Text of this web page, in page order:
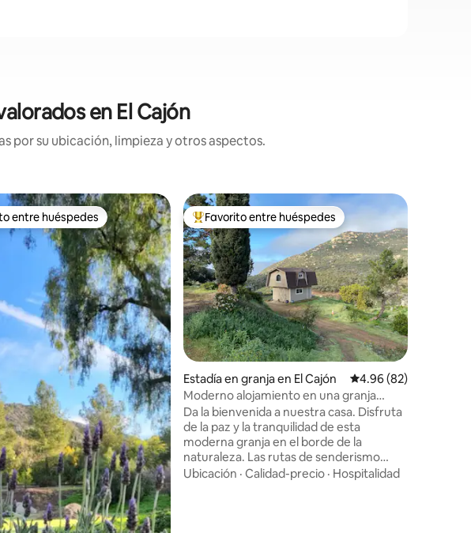
en El Cajón
por su ubicación, limpieza y otros aspectos.
de 5, 74 reseñas
huéspedes preferido
entre huéspedes Favorito entre huéspedes preferido
Favorito entre huéspedes
Estadía en granja en El Cajón Calificación
4.96 (82)
Moderno alojamiento en una granja
cerca de San Diego
Da la bienvenida a nuestra casa. Disfruta
de la paz y la tranquilidad de esta
moderna granja en el borde de la
naturaleza. Las rutas de senderismo
están cerca o simplemente relájate y
Ubicación · Calidad-precio · Hospitalidad